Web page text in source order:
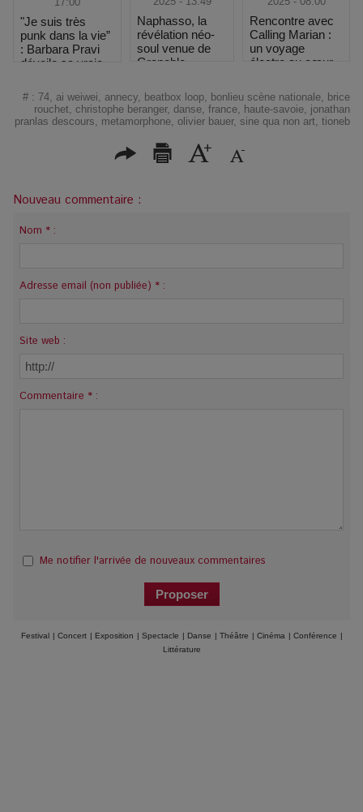
"Je suis très
punk dans la vie”
: Barbara Pravi
dévoile sa vraie
Printemps de
Bourges
Naphasso, la
révélation néo-
soul venue de
Grenoble
Rencontre avec
Calling Marian :
un voyage
électro au cœur
# : 74 ai weiwei annecy beatbox loop bonlieu scène nationale brice
rouchet christophe beranger, danse france haute-savoie jonathan
pranlas descours
metamorphone olivier bauer, sine qua non art tioneb
Nouveau commentaire :
Nom * :
Adresse email (non publiée) * :
Site web :
Commentaire * :
Me notifier l'arrivée de nouveaux commentaires
Festival | Concert | Exposition | Spectacle | Danse | Théâtre | Cinéma | Conférence |
Littérature